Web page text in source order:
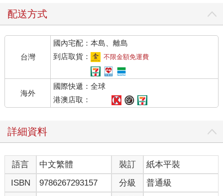
配送方式
台灣
國內宅配：本島、離島
到店取貨：
不限金額免運費
海外
國際快遞：全球
港澳店取：
詳細資料
語言 中文繁體 裝訂
紙本平裝
ISBN
9786267293157 分級 普通級